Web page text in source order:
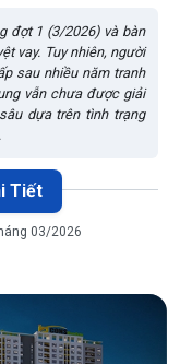
đợt 1 (3/2026) và bàn
vay. Tuy nhiên, người
sau nhiều năm tranh
vẫn chưa được giải
dựa trên tình trạng
Tiết
03/2026